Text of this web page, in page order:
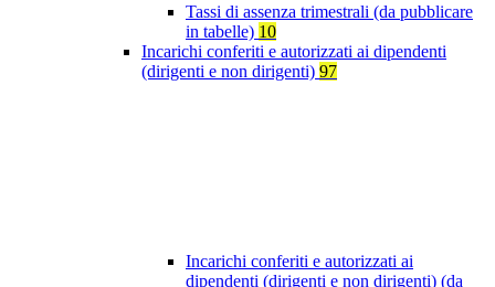
Tassi di assenza trimestrali (da pubblicare
in tabelle) 10
Incarichi conferiti e autorizzati ai dipendenti
(dirigenti e non dirigenti) 97
Incarichi conferiti e autorizzati ai
dipendenti (dirigenti e non dirigenti) (da